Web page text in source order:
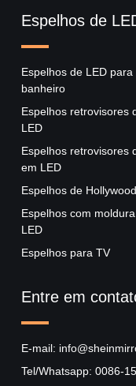
Espelhos de
Espelhos de LED para
banheiro
Espelhos retrovisores
LED
Espelhos retrovisores
em LED
Espelhos de Hollywood
Espelhos com
LED
Espelhos para TV
Entre em
E-mail:
Tel/Whatsapp: 0086-